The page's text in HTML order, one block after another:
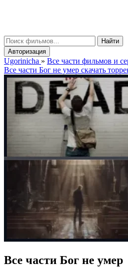
Найти
Авторизация
Ugorinicha » Все части фильмов и
Все части Бог не умер скачать
Все части Бог не умер